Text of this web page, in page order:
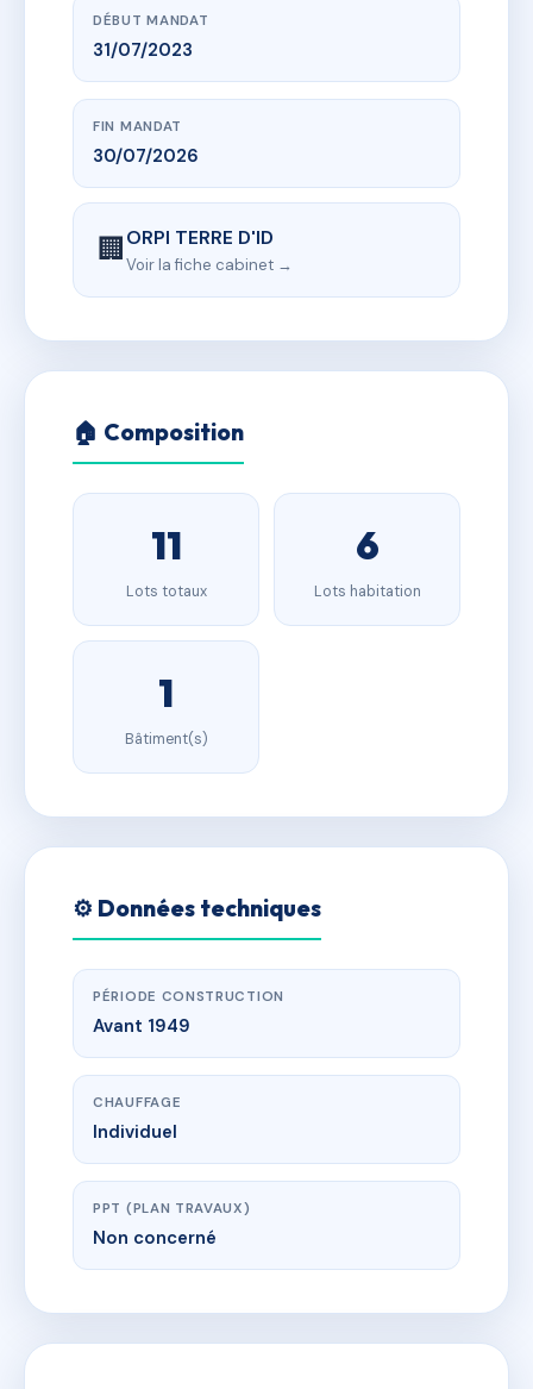
DÉBUT MANDAT
31/07/2023
FIN MANDAT
30/07/2026
🏢ORPI TERRE D'ID
Voir la fiche cabinet →
🏠 Composition
11
Lots totaux
6
Lots habitation
1
Bâtiment(s)
⚙️ Données techniques
PÉRIODE CONSTRUCTION
Avant 1949
CHAUFFAGE
Individuel
PPT (PLAN TRAVAUX)
Non concerné